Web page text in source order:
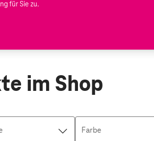
für Sie zu.
im Shop
Farbe